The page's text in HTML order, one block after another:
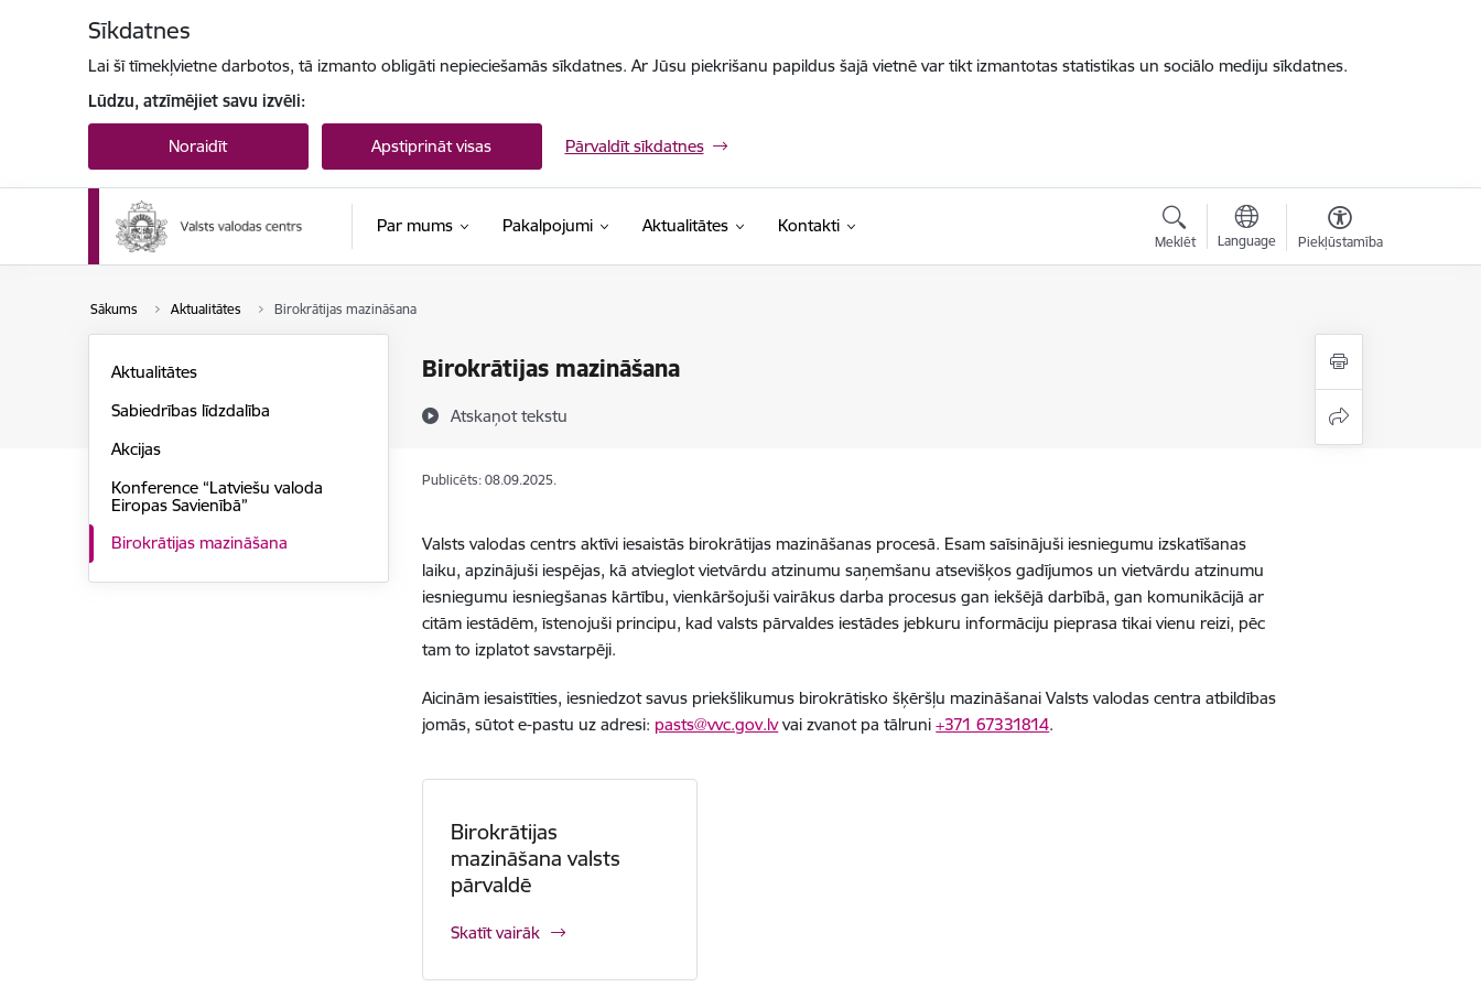
Sīkdatnes
Lai šī tīmekļvietne darbotos, tā izmanto obligāti nepieciešamās sīkdatnes. Ar Jūsu piekrišanu papildus šajā vietnē var tikt izmantotas statistikas un sociālo mediju sīkdatnes.
Lūdzu, atzīmējiet savu izvēli:
Noraidīt Apstiprināt visas Pārvaldīt sīkdatnes
Par mums Pakalpojumi Aktualitātes Kontakti
Meklēt Language Piekļūstamība
Sākums Aktualitātes Birokrātijas mazināšana
Birokrātijas mazināšana
Atskaņot tekstu
Aktualitātes
Sabiedrības līdzdalība
Akcijas
Konference “Latviešu valoda
Eiropas Savienībā”
Birokrātijas mazināšana
Publicēts: 08.09.2025.
Valsts valodas centrs aktīvi iesaistās birokrātijas mazināšanas procesā. Esam saīsinājuši iesniegumu izskatīšanas
laiku, apzinājuši iespējas, kā atvieglot vietvārdu atzinumu saņemšanu atsevišķos gadījumos un vietvārdu atzinumu
iesniegumu iesniegšanas kārtību, vienkāršojuši vairākus darba procesus gan iekšējā darbībā, gan komunikācijā ar
citām iestādēm, īstenojuši principu, kad valsts pārvaldes iestādes jebkuru informāciju pieprasa tikai vienu reizi, pēc
tam to izplatot savstarpēji.
Aicinām iesaistīties, iesniedzot savus priekšlikumus birokrātisko šķēršļu mazināšanai Valsts valodas centra atbildības
jomās, sūtot e-pastu uz adresi: pasts@vvc.gov.lvvai zvanot pa tālruni+371 67331814.
Birokrātijas
mazināšana valsts
pārvaldē
Skatīt vairāk